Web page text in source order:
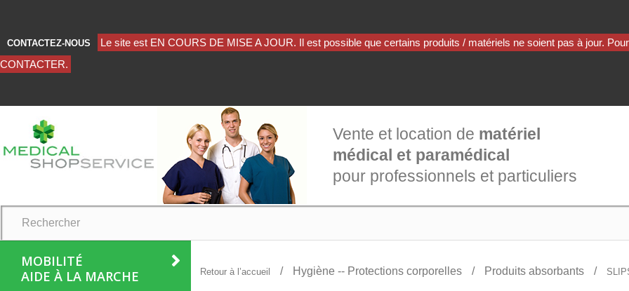
CONTACTEZ-NOUS
Vente et location de matériel
médical et paramédical
pour professionnels et particuliers
MOBILITÉ
AIDE À LA MARCHE
Retour à l’accueil Hygiène -- Protections corporelles Produits absorbants